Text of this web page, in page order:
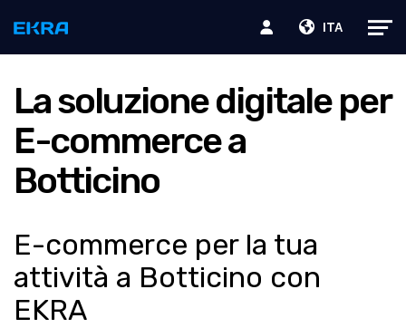
ITA
La soluzione digitale per
E-commerce a
Botticino
E-commerce per la tua
attività a Botticino con
EKRA